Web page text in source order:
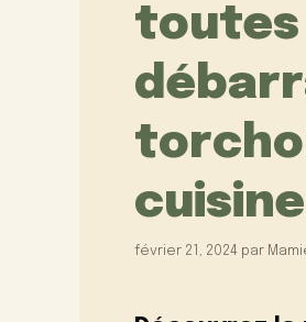
toutes
février 21, 2024 par